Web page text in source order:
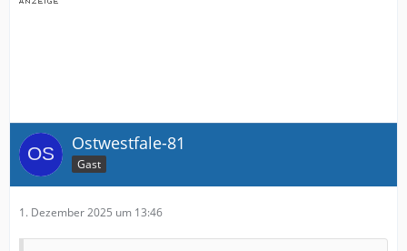
Ostwestfale-81
Gast
1. Dezember 2025 um 13:46